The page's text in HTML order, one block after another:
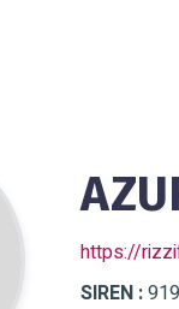
https://
SIREN :